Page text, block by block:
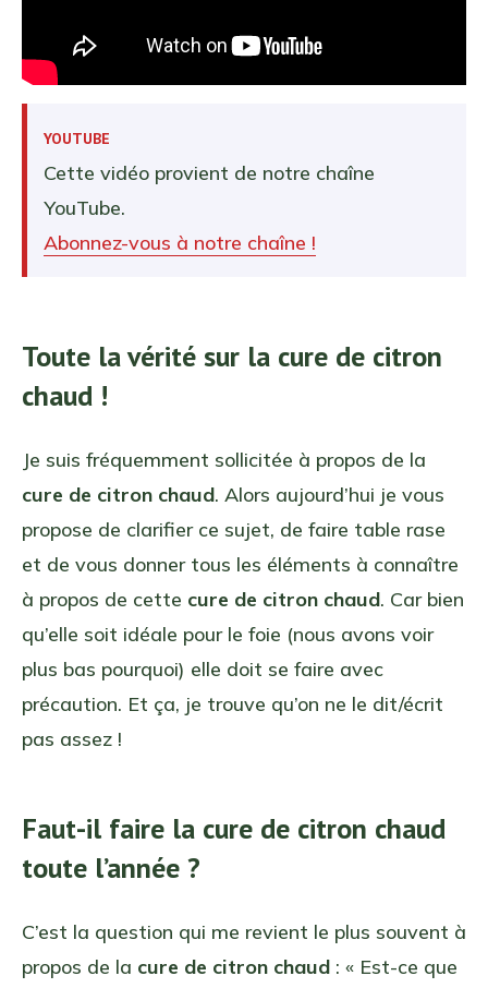
YOUTUBE
Cette vidéo provient de notre chaîne
YouTube.
Abonnez-vous à notre chaîne !
Toute la vérité sur la cure de citron
chaud !
Je suis fréquemment sollicitée à propos de la
cure de citron chaud. Alors aujourd’hui je vous
propose de clarifier ce sujet, de faire table rase
et de vous donner tous les éléments à connaître
à propos de cette cure de citron chaud. Car bien
qu’elle soit idéale pour le foie (nous avons voir
plus bas pourquoi) elle doit se faire avec
précaution. Et ça, je trouve qu’on ne le dit/écrit
pas assez !
Faut-il faire la cure de citron chaud
toute l’année ?
C’est la question qui me revient le plus souvent à
propos de la cure de citron chaud : « Est-ce que